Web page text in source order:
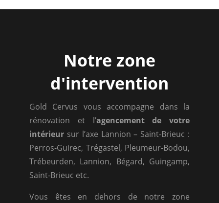
Notre zone
d'intervention
Gold Cervus vous accompagne dans la
rénovation et l’agencement de votre
intérieur sur l’axe Lannion – Saint-Brieuc :
Perros-Guirec, Trégastel, Pleumeur-Bodou,
Trébeurden, Lannion, Bégard, Guingamp,
Saint-Brieuc etc.
Vous êtes en dehors de notre zone